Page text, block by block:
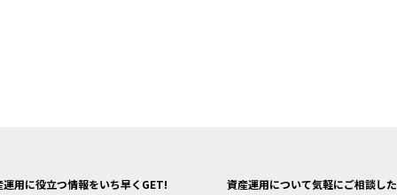
運用に役立つ情報をいち早くGET! 資産運用について気軽にご相談し